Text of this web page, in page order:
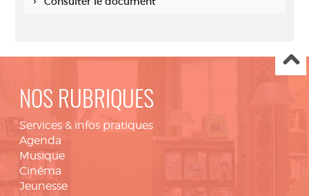
NOS RUBRIQUES
Services & infos pratiques
Agenda
Musique
Cinéma
Jeunesse